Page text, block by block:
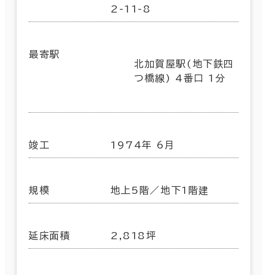
2-11-8
最寄駅
北加賀屋駅(地下鉄四
つ橋線) 4番口 1分
竣工 1974年 6月
規模 地上5階／地下1階建
延床面積 2,818坪